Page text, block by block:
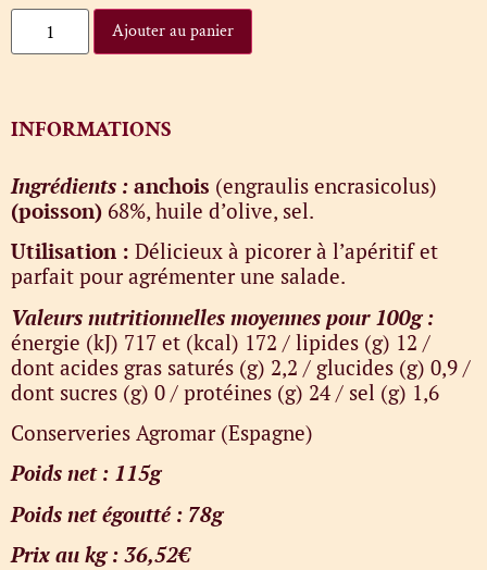
Ajouter au panier
INFORMATIONS
Ingrédients : anchois (engraulis encrasicolus)
(poisson) 68%, huile d’olive, sel.
Utilisation : Délicieux à picorer à l’apéritif et
parfait pour agrémenter une salade.
Valeurs nutritionnelles moyennes pour 100g :
énergie (kJ) 717 et (kcal) 172 / lipides (g) 12 /
dont acides gras saturés (g) 2,2 / glucides (g) 0,9 /
dont sucres (g) 0 / protéines (g) 24 / sel (g) 1,6
Conserveries Agromar (Espagne)
Poids net : 115g
Poids net égoutté : 78g
Prix au kg : 36,52€